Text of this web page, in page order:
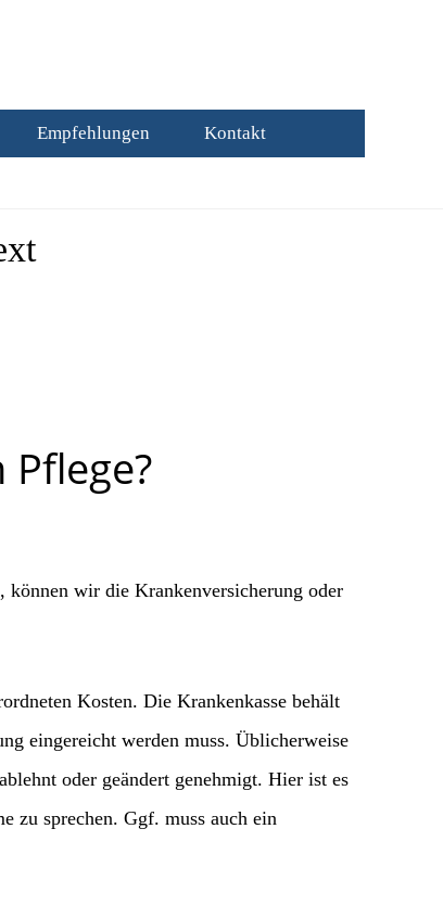
Empfehlungen Kontakt
können wir die Krankenversicherung oder
Kosten. Die Krankenkasse behält
eingereicht werden muss. Üblicherweise
oder geändert genehmigt. Hier ist es
zu sprechen. Ggf. muss auch ein